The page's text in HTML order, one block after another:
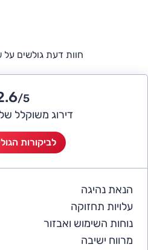
חוות דעת גולשים על
/5
דירוג משוקלל של
לביקורות
הנאת נהיגה
עלויות תחזוקה
נוחות השימוש ואבזור
מרווח ישיבה